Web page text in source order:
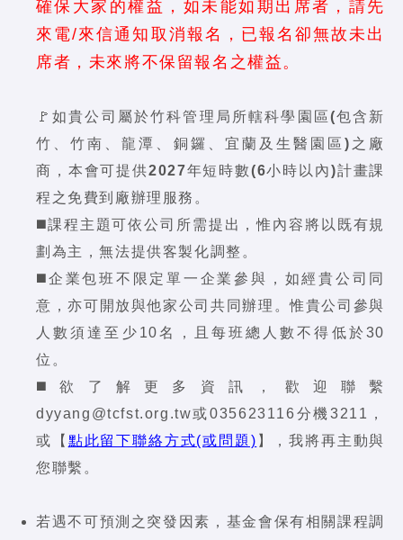
確保大家的權益，如未能如期出席者，請先
來電/來信通知取消報名，已報名卻無故未出
席者，未來將不保留報名之權益。
🚩如貴公司屬於竹科管理局所轄科學園區(包含新
竹、竹南、龍潭、銅鑼、宜蘭及生醫園區)之廠
商，本會可提供2027年短時數(6小時以內)計畫課
程之免費到廠辦理服務。
◼️課程主題可依公司所需提出，惟內容將以既有規
劃為主，無法提供客製化調整。
◼️企業包班不限定單一企業參與，如經貴公司同
意，亦可開放與他家公司共同辦理。惟貴公司參與
人數須達至少10名，且每班總人數不得低於30
位。
◼️欲了解更多資訊，歡迎聯繫
dyyang@tcfst.org.tw或035623116分機3211，
或【 點此留下聯絡方式(或問題) 】，我將再主動與
您聯繫。
若遇不可預測之突發因素，基金會保有相關課程調